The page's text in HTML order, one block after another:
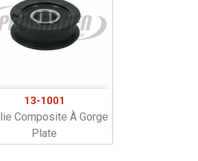
13-1001
Composite À Gorge
Plate